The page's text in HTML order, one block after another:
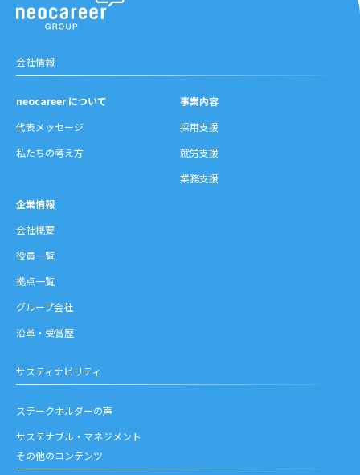
会社情報
neocareer について
代表メッセージ
私たちの考え方
事業内容
採用支援
就労支援
業務支援
企業情報
会社概要
役員一覧
拠点一覧
グループ会社
沿革・受賞歴
サスティナビリティ
ステークホルダーの声
サステナブル・マネジメント
その他のコンテンツ